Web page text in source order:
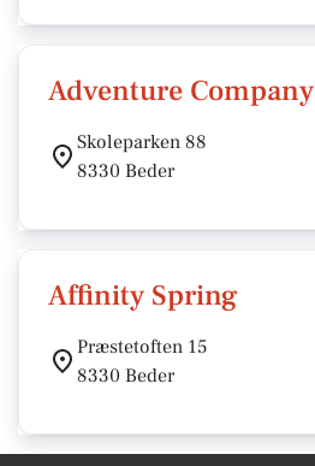
Adventure Company
Skoleparken 88
8330 Beder
Affinity Spring
Præstetoften 15
8330 Beder